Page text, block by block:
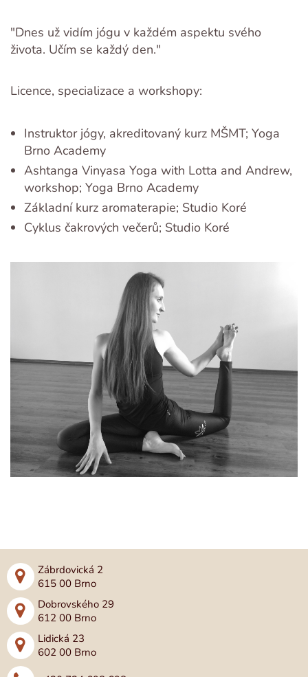
"Dnes už vidím jógu v každém aspektu svého
života. Učím se každý den."
Licence, specializace a workshopy:
Instruktor jógy, akreditovaný kurz MŠMT; Yoga
Brno Academy
Ashtanga Vinyasa Yoga with Lotta and Andrew,
workshop; Yoga Brno Academy
Základní kurz aromaterapie; Studio Koré
Cyklus čakrových večerů; Studio Koré
Zábrdovická 2
615 00 Brno
Dobrovského 29
612 00 Brno
Lidická 23
602 00 Brno